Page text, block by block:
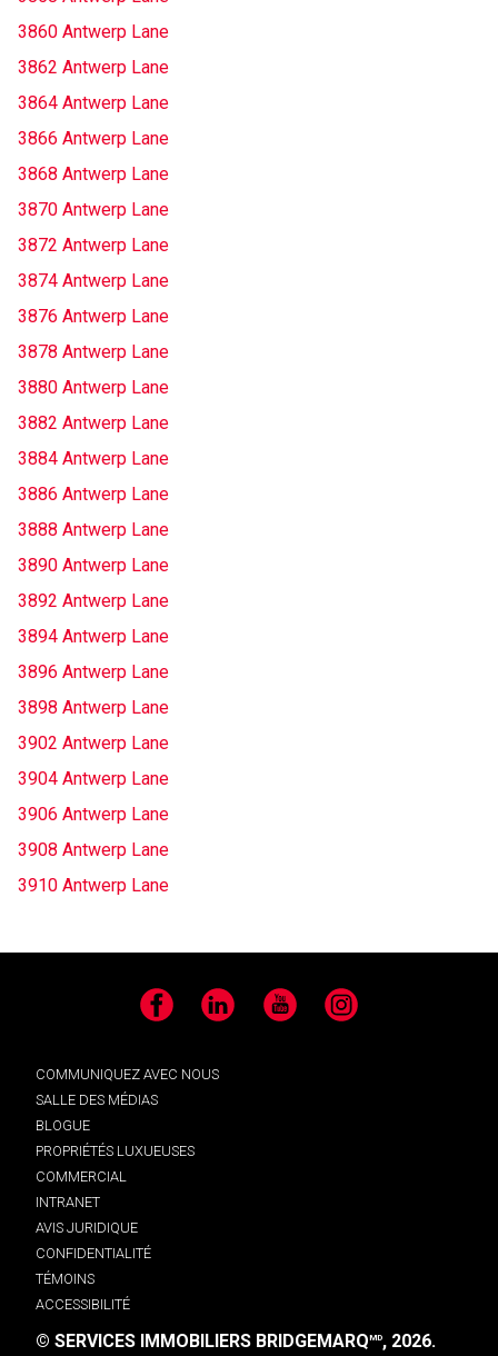
3860 Antwerp Lane
3862 Antwerp Lane
3864 Antwerp Lane
3866 Antwerp Lane
3868 Antwerp Lane
3870 Antwerp Lane
3872 Antwerp Lane
3874 Antwerp Lane
3876 Antwerp Lane
3878 Antwerp Lane
3880 Antwerp Lane
3882 Antwerp Lane
3884 Antwerp Lane
3886 Antwerp Lane
3888 Antwerp Lane
3890 Antwerp Lane
3892 Antwerp Lane
3894 Antwerp Lane
3896 Antwerp Lane
3898 Antwerp Lane
3902 Antwerp Lane
3904 Antwerp Lane
3906 Antwerp Lane
3908 Antwerp Lane
3910 Antwerp Lane
Facebook LinkedIn YouTube Instagram
COMMUNIQUEZ AVEC NOUS
SALLE DES MÉDIAS
BLOGUE
PROPRIÉTÉS LUXUEUSES
COMMERCIAL
INTRANET
AVIS JURIDIQUE
CONFIDENTIALITÉ
TÉMOINS
ACCESSIBILITÉ
© SERVICES IMMOBILIERS BRIDGEMARQMD, 2026.